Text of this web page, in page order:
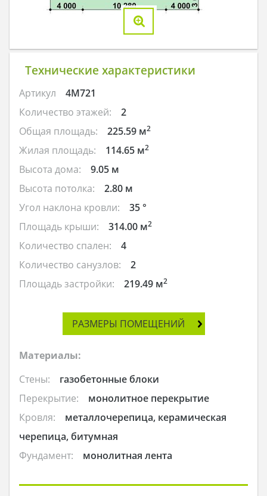
Технические характеристики
Артикул
4M721
Количество этажей:
2
Общая площадь:
225.59 м2
Жилая площадь: 114.65 м2
Высота дома:
9.05 м
Высота потолка:
2.80 м
Угол наклона кровли:
35 °
Площадь крыши:
314.00 м2
Количество спален:
4
Количество санузлов:
2
Площадь застройки:
219.49 м2
РАЗМЕРЫ ПОМЕЩЕНИЙ
Материалы:
Стены:
газобетонные блоки
Перекрытие:
монолитное перекрытие
Кровля:
металлочерепица, керамическая
черепица, битумная
Фундамент:
монолитная лента